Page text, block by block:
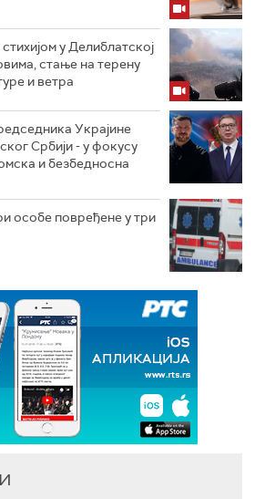
у Делиблатској
стање на терену
и ветра
Украјине
Србији - у фокусу
и безбедносна
особе повређене у три